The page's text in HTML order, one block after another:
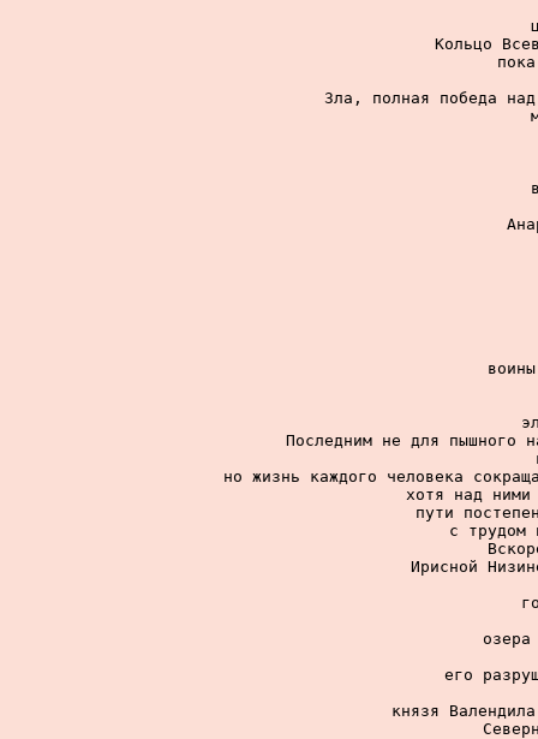
Кольцо
Зла, полная победа
Последним не для пышного
но жизнь каждого человека
хотя над
пути
с трудом
Ирисной
озера
его
князя